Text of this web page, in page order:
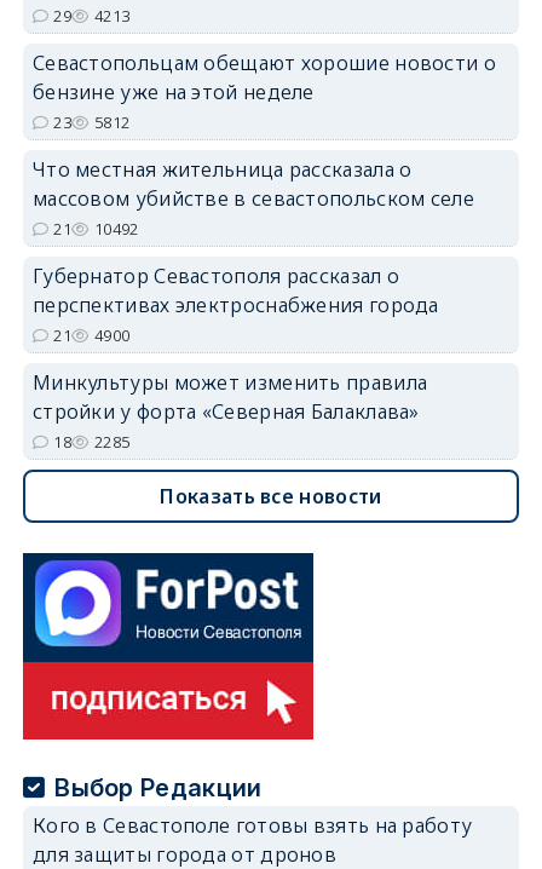
29 4213
Севастопольцам обещают хорошие новости о
бензине уже на этой неделе
23 5812
Что местная жительница рассказала о
массовом убийстве в севастопольском селе
21 10492
Губернатор Севастополя рассказал о
перспективах электроснабжения города
21 4900
Минкультуры может изменить правила
стройки у форта «Северная Балаклава»
18 2285
Показать все новости
Выбор Редакции
Кого в Севастополе готовы взять на работу
для защиты города от дронов